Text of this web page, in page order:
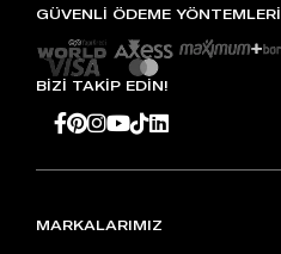
GÜVENLİ ÖDEME YÖNTEMLERİ
BİZİ TAKİP EDİN!
MARKALARIMIZ